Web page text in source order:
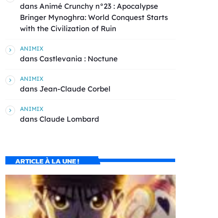
dans Animé Crunchy n°23 : Apocalypse
Bringer Mynoghra: World Conquest Starts
with the Civilization of Ruin
ANIMIX
dans Castlevania : Noctune
ANIMIX
dans Jean-Claude Corbel
ANIMIX
dans Claude Lombard
ARTICLE À LA UNE !